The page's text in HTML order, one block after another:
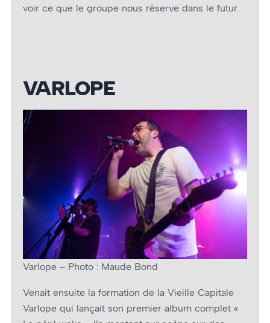
voir ce que le groupe nous réserve dans le futur.
VARLOPE
Varlope – Photo : Maude Bond
Venait ensuite la formation de la Vieille Capitale
Varlope qui lançait son premier album complet «